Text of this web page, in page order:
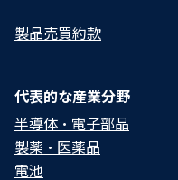
製品売買約款
代表的な産業分野
半導体・電子部品
製薬・医薬品
電池